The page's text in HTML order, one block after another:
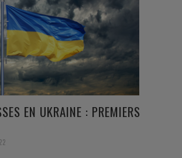
EN UKRAINE : PREMIERS